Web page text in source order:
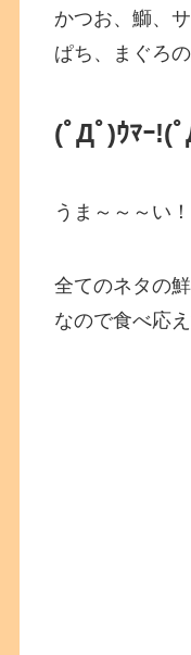
かつお、鰤、
ぱち、まぐろ
(ﾟДﾟ)ｳﾏｰ!(
うま～～～い！
全てのネタの
なので食べ応